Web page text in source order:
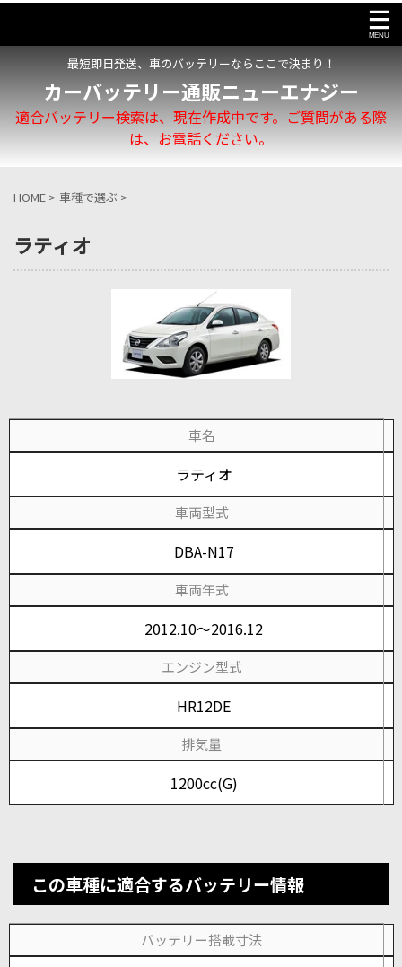
最短即日発送、車のバッテリーならここで決まり！
カーバッテリー通販ニューエナジー
適合バッテリー検索は、現在作成中です。ご質問がある際
は、お電話ください。
HOME > 車種で選ぶ >
ラティオ
車名
ラティオ
車両型式
DBA-N17
車両年式
2012.10～2016.12
エンジン型式
HR12DE
排気量
1200cc(G)
この車種に適合するバッテリー情報
バッテリー搭載寸法